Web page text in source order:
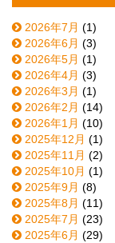
2026年7月 (1)
2026年6月 (3)
2026年5月 (1)
2026年4月 (3)
2026年3月 (1)
2026年2月 (14)
2026年1月 (10)
2025年12月 (1)
2025年11月 (2)
2025年10月 (1)
2025年9月 (8)
2025年8月 (11)
2025年7月 (23)
2025年6月 (29)